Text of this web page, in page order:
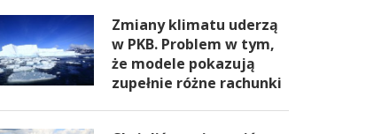
Zmiany klimatu uderzą
w PKB. Problem w tym,
że modele pokazują
zupełnie różne rachunki